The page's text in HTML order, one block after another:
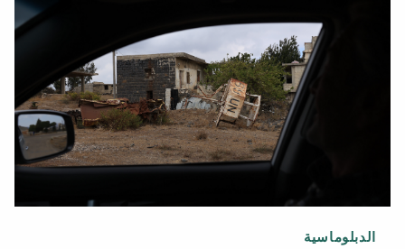
الدبلوماسية